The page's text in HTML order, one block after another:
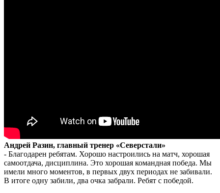
Андрей Разин, главный тренер «Северстали»
- Благодарен ребятам. Хорошо настроились на матч, хорошая
самоотдача, дисциплина. Это хорошая командная победа. Мы
имели много моментов, в первых двух периодах не забивали.
В итоге одну забили, два очка забрали. Ребят с победой.